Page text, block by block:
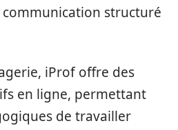
structuré
iProf offre des
en ligne, permettant
de travailler